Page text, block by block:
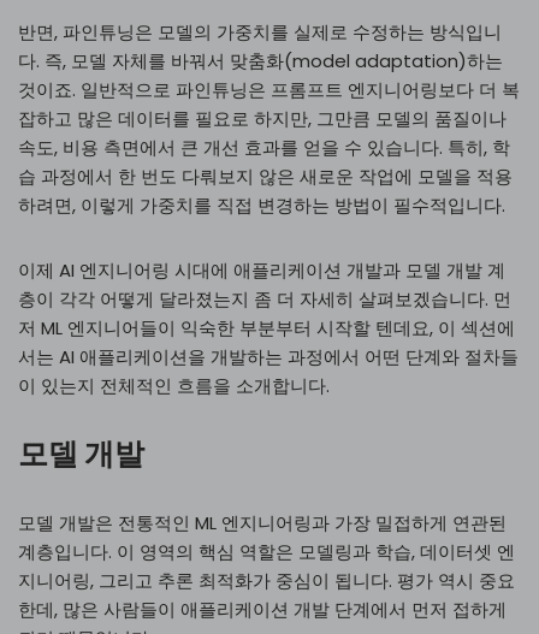
반면, 파인튜닝은 모델의 가중치를 실제로 수정하는 방식입니
다. 즉, 모델 자체를 바꿔서 맞춤화(model adaptation)하는
것이죠. 일반적으로 파인튜닝은 프롬프트 엔지니어링보다 더 복
잡하고 많은 데이터를 필요로 하지만, 그만큼 모델의 품질이나
속도, 비용 측면에서 큰 개선 효과를 얻을 수 있습니다. 특히, 학
습 과정에서 한 번도 다뤄보지 않은 새로운 작업에 모델을 적용
하려면, 이렇게 가중치를 직접 변경하는 방법이 필수적입니다.
이제 AI 엔지니어링 시대에 애플리케이션 개발과 모델 개발 계
층이 각각 어떻게 달라졌는지 좀 더 자세히 살펴보겠습니다. 먼
저 ML 엔지니어들이 익숙한 부분부터 시작할 텐데요, 이 섹션에
서는 AI 애플리케이션을 개발하는 과정에서 어떤 단계와 절차들
이 있는지 전체적인 흐름을 소개합니다.
모델 개발
모델 개발은 전통적인 ML 엔지니어링과 가장 밀접하게 연관된
계층입니다. 이 영역의 핵심 역할은 모델링과 학습, 데이터셋 엔
지니어링, 그리고 추론 최적화가 중심이 됩니다. 평가 역시 중요
한데, 많은 사람들이 애플리케이션 개발 단계에서 먼저 접하게